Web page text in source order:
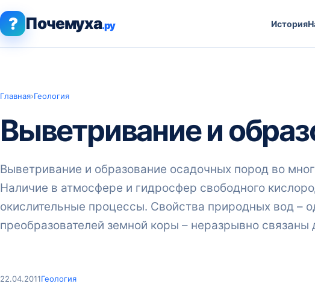
? Почемуха.ру История
Главная›Геология
Выветривание и
Выветривание и образование осадочных пород во
Наличие в атмосфере и гидросфер свободного
окислительные процессы. Свойства природных вод –
преобразователей земной коры – неразрывно связаны
22.04.2011Геология